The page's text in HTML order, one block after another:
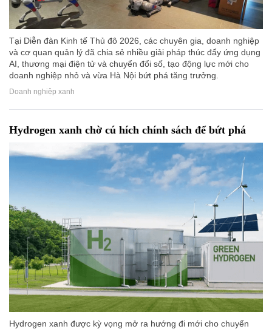
Tại Diễn đàn Kinh tế Thủ đô 2026, các chuyên gia, doanh nghiệp
và cơ quan quản lý đã chia sẻ nhiều giải pháp thúc đẩy ứng dụng
AI, thương mại điện tử và chuyển đổi số, tạo động lực mới cho
doanh nghiệp nhỏ và vừa Hà Nội bứt phá tăng trưởng.
Doanh nghiệp xanh
Hydrogen xanh chờ cú hích chính sách để bứt phá
Hydrogen xanh được kỳ vọng mở ra hướng đi mới cho chuyển